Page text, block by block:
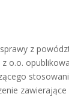
z
o.o.